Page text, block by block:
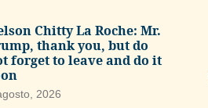
Chitty La Roche: Mr.
thank you, but do
forget to leave and do it
2026